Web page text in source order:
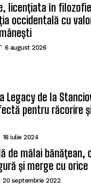
licențiata în
occidentală cu
6 august 2026
Legacy de la
pentru răcorire
18 iulie 2024
de mălai bănățean,
și merge cu orice
20 septembrie 2022